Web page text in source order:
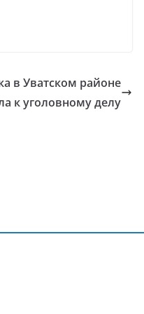
в Уватском районе
к уголовному делу